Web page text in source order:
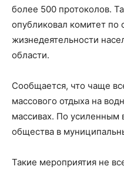
более 500 протоколов.
опубликовал комитет по
жизнедеятельности
области.
Сообщается, что чаще
массового отдыха на
массивах. По
общества в
Такие мероприятия не